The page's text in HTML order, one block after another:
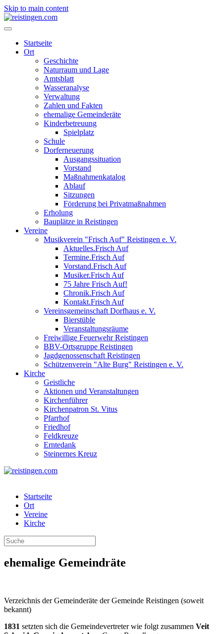
Skip to main content
Startseite
Ort
Geschichte
Naturraum und Lage
Amtsblatt
Wasseranalyse
Verwaltung
Zahlen und Fakten
ehemalige Gemeinderäte
Kinderbetreuung
Spielplatz
Schule
Dorferneuerung
Ausgangssituation
Vorstand
Maßnahmenkatalog
Ablauf
Sitzungen
Förderung bei Privatmaßnahmen
Erholung
Bauplätze in Reistingen
Vereine
Musikverein "Frisch Auf" Reistingen e. V.
Aktuelles.Frisch Auf
Termine.Frisch Auf
Vorstand.Frisch Auf
Musiker.Frisch Auf
75 Jahre Frisch Auf!
Chronik.Frisch Auf
Kontakt.Frisch Auf
Vereinsgemeinschaft Dorfhaus e. V.
Bierstüble
Veranstaltungsräume
Freiwillige Feuerwehr Reistingen
BBV-Ortsgruppe Reistingen
Jagdgenossenschaft Reistingen
Schützenverein "Alte Burg" Reistingen e. V.
Kirche
Geistliche
Aktionen und Veranstaltungen
Kirchenführer
Kirchenpatron St. Vitus
Pfarrhof
Friedhof
Feldkreuze
Erntedank
Steinernes Kreuz
Startseite
Ort
Vereine
Kirche
ehemalige Gemeindräte
Verzeichnis der Gemeinderäte der Gemeinde Reistingen (soweit
bekannt)
1831 setzten sich die Gemeindevertreter wie folgt zusammen Veit